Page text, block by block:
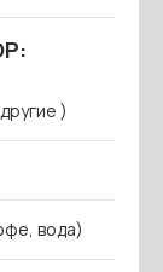
)
вода)